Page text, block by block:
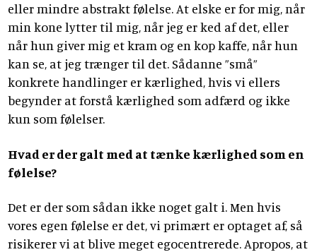
eller mindre abstrakt følelse. At elske er for mig, når
min kone lytter til mig, når jeg er ked af det, eller
når hun giver mig et kram og en kop kaffe, når hun
kan se, at jeg trænger til det. Sådanne ”små”
konkrete handlinger er kærlighed, hvis vi ellers
begynder at forstå kærlighed som adfærd og ikke
kun som følelser.
Hvad er der galt med at tænke kærlighed som en
følelse?
Det er der som sådan ikke noget galt i. Men hvis
vores egen følelse er det, vi primært er optaget af, så
risikerer vi at blive meget egocentrerede. Apropos, at